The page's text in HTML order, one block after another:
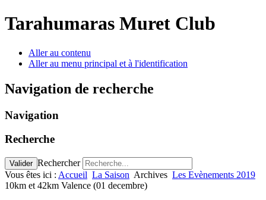
Tarahumaras Muret Club
Aller au contenu
Aller au menu principal et à l'identification
Navigation de recherche
Navigation
Recherche
Valider Rechercher
Vous êtes ici : Accueil La Saison Archives Les Evènements 2019
10km et 42km Valence (01 decembre)